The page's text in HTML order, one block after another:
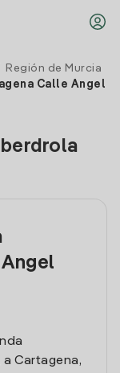
Región de Murcia
Calle Angel
a Cartagena,